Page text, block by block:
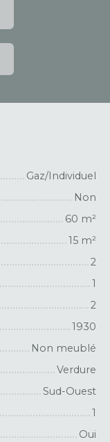
Gaz/Individuel
Non
60 m²
15 m²
2
1
2
1930
Non meublé
Verdure
Sud-Ouest
1
Oui